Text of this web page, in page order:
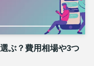
ぶ？費用相場や3つ